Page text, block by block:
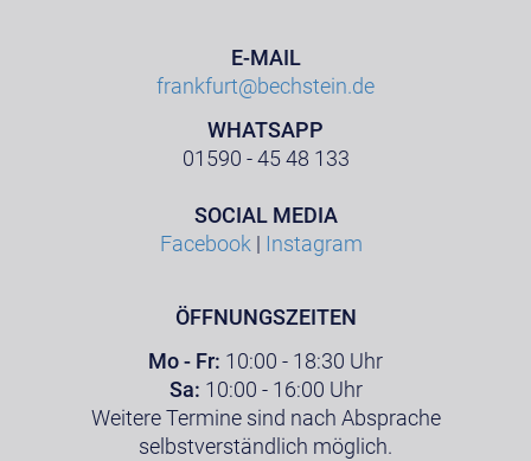
E-MAIL
frankfurt@bechstein.de
WHATSAPP
01590 - 45 48 133
SOCIAL MEDIA
Facebook | Instagram
ÖFFNUNGSZEITEN
Mo - Fr: 10:00 - 18:30 Uhr
Sa: 10:00 - 16:00 Uhr
Weitere Termine sind nach Absprache
selbstverständlich möglich.